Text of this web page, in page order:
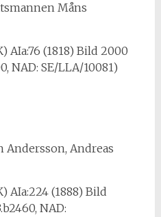
Måns
AIa:76 (1818) Bild 2000
NAD: SE/LLA/10081)
Andersson, Andreas
AIa:224 (1888) Bild
NAD: